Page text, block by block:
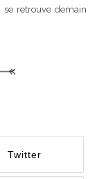
se retrouve demain
Twitter